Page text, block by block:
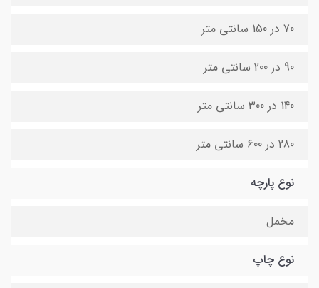
70 در 150 سانتی متر
90 در 200 سانتی متر
140 در 300 سانتی متر
280 در 600 سانتی متر
نوع پارچه
مخمل
نوع چاپ